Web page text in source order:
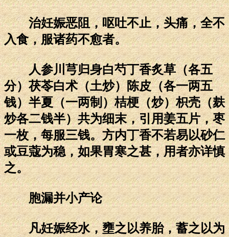
治妊娠恶阻，呕吐不止，头痛，全不
入食，服诸药不愈者。
人参川芎归身白芍丁香炙草（各五
分）茯苓白术（土炒）陈皮（各一两五
钱）半夏（一两制）桔梗（炒）枳壳（麸
炒各二钱半）共为细末，引用姜五片，枣
一枚，每服三钱。方内丁香不若易以砂仁
或豆蔻为稳，如果胃寒之甚，用者亦详慎
之。
胞漏并小产论
凡妊娠经水，壅之以养胎，蓄之以为